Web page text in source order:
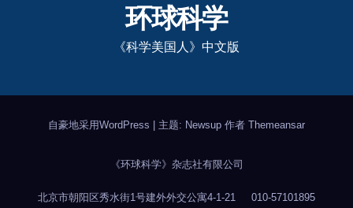
环球科学
《科学美国人》中文版
自豪地采用WordPress | 主题: Newsup 作者 Themeansar
《环球科学》杂志社有限公司
北京市朝阳区秀水街1号建外外交公寓4-1-21 010-57101895